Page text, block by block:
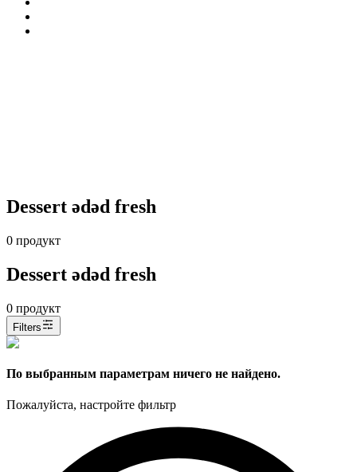
Dessert ədəd fresh
0 продукт
Dessert ədəd fresh
0 продукт
Filters
По выбранным параметрам ничего не найдено.
Пожалуйста, настройте фильтр